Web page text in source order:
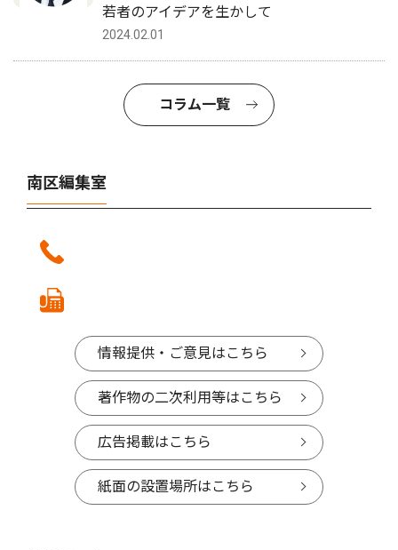
若者のアイデアを生かして
2024.02.01
コラム一覧
南区編集室
情報提供・ご意見はこちら
著作物の二次利用等はこちら
広告掲載はこちら
紙面の設置場所はこちら